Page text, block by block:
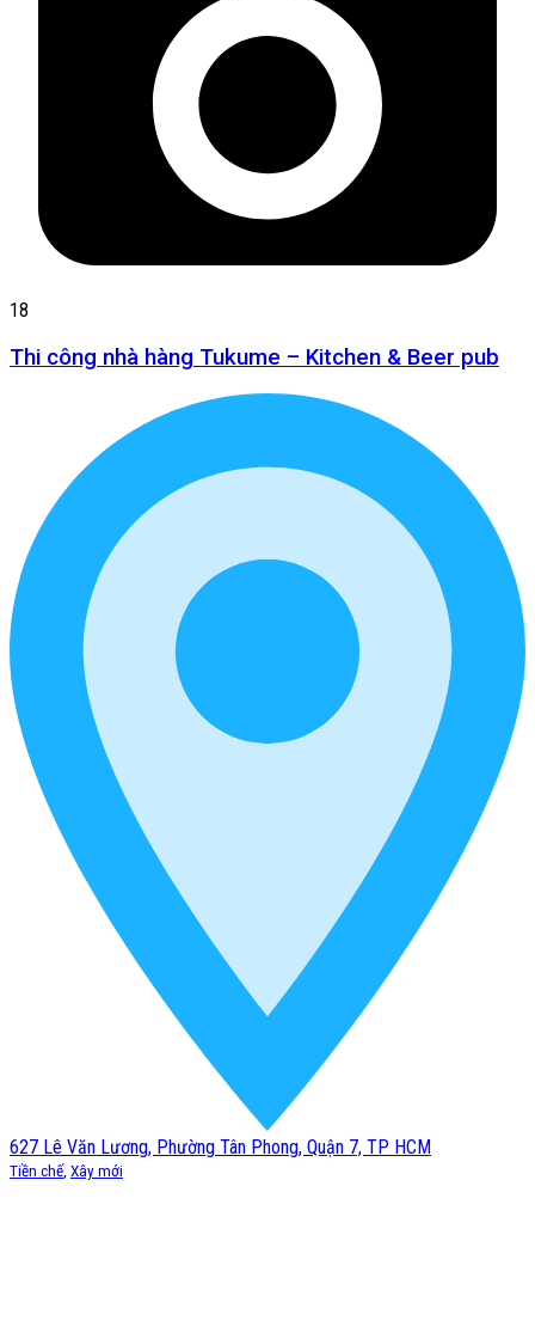
18
Thi công nhà hàng Tukume – Kitchen & Beer pub
627 Lê Văn Lương, Phường Tân Phong, Quận 7, TP HCM
Tiền chế, Xây mới